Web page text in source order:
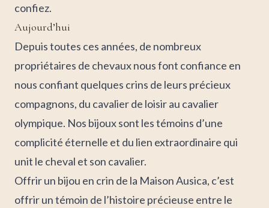
confiez.
Aujourd’hui
Depuis toutes ces années, de nombreux
propriétaires de chevaux nous font confiance en
nous confiant quelques crins de leurs précieux
compagnons, du cavalier de loisir au cavalier
olympique. Nos bijoux sont les témoins d’une
complicité éternelle et du lien extraordinaire qui
unit le cheval et son cavalier.
Offrir un bijou en crin de la Maison Ausica, c’est
offrir un témoin de l’histoire précieuse entre le